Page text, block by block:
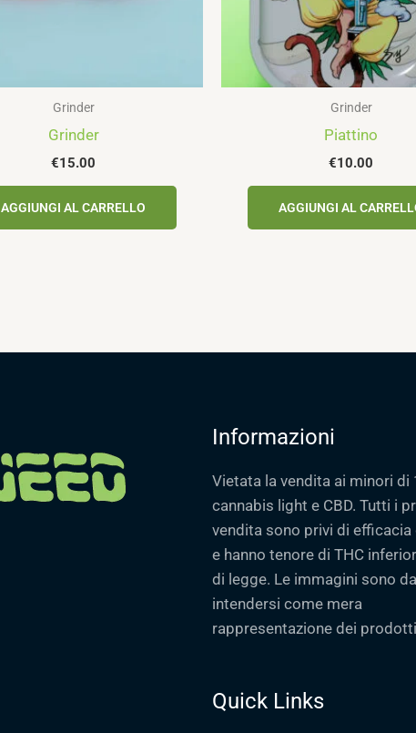
Grinder
Grinder
€15.00
AGGIUNGI AL CARRELLO
Grinder
Piattino
€10.00
AGGIUNGI AL
Informazioni
Vietata la vendita ai minori di
cannabis light e CBD. Tutti i
vendita sono privi di
e hanno tenore di THC
di legge. Le immagini sono da
intendersi come mera
rappresentazione dei
Quick Links